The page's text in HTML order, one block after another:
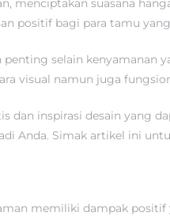
menciptakan suasana
positif bagi para tamu
selain kenyamanan
visual namun juga
dan inspirasi desain yang
Anda. Simak artikel ini
memiliki dampak